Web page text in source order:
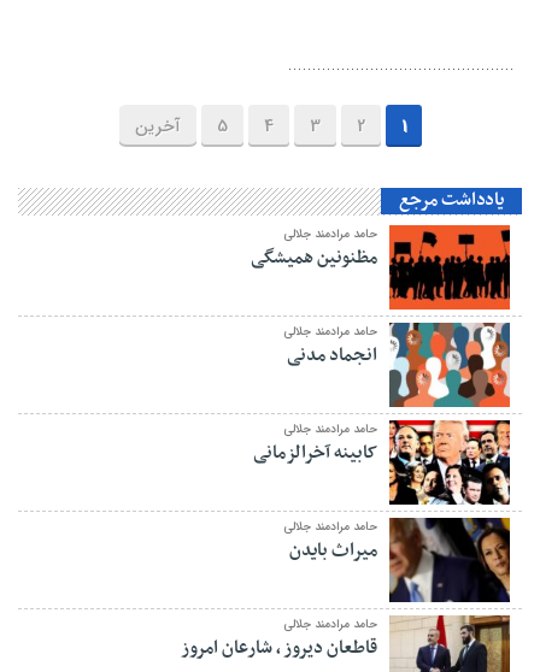
1
2
3
4
5 آخرین
یادداشت مرجع
حامد مرادمند جلالی
مظنونین همیشگی
حامد مرادمند جلالی
انجماد مدنی
حامد مرادمند جلالی
کابینه آخرالزمانی
حامد مرادمند جلالی
میراث بایدن
حامد مرادمند جلالی
قاطعان دیروز ، شارعان امروز